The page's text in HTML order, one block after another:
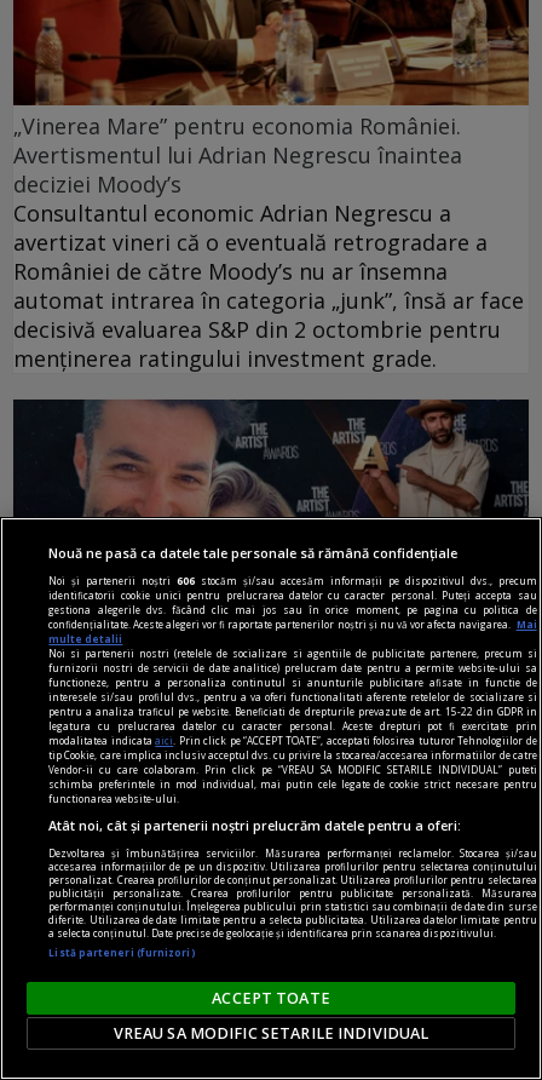
„Vinerea Mare” pentru economia României.
Avertismentul lui Adrian Negrescu înaintea
deciziei Moody’s
Consultantul economic Adrian Negrescu a
avertizat vineri că o eventuală retrogradare a
României de către Moody’s nu ar însemna
automat intrarea în categoria „junk”, însă ar face
decisivă evaluarea S&P din 2 octombrie pentru
menținerea ratingului investment grade.
Smiley, în „fustă”! Cum au reacționat fanii și care
e verdictul designerilor. „Cred că are șifonierul la
comun cu nevastă-sa!”
Smiley, în „fustă”! Fanii l-au sfătuit să renunțe la
astfel de ținute, în timp ce designerul Florin
Burescu îi apreciază alegerea vestimentară
Nouă ne pasă ca datele tale personale să rămână confidențiale
Noi și partenerii noștri606 stocăm și/sau accesăm informații pe dispozitivul dvs., precum
identificatorii cookie unici pentru prelucrarea datelor cu caracter personal. Puteți accepta sau
gestiona alegerile dvs. făcând clic mai jos sau în orice moment, pe pagina cu politica de
confidențialitate. Aceste alegeri vor fi raportate partenerilor noștri și nu vă vor afecta navigarea.
Mai
multe detalii
Noi si partenerii nostri (retelele de socializare si agentiile de publicitate partenere, precum si
furnizorii nostri de servicii de date analitice) prelucram date pentru a permite website-ului sa
functioneze, pentru a personaliza continutul si anunturile publicitare afisate in functie de
interesele si/sau profilul dvs., pentru a va oferi functionalitati aferente retelelor de socializare si
pentru a analiza traficul pe website. Beneficiati de drepturile prevazute de art. 15-22 din GDPR in
legatura cu prelucrarea datelor cu caracter personal. Aceste drepturi pot fi exercitate prin
modalitatea indicataaici
. Prin click pe “ACCEPT TOATE”, acceptati folosirea tuturor Tehnologiilor de
tip Cookie, care implica inclusiv acceptul dvs. cu privire la stocarea/accesarea informatiilor de catre
Vendor-ii cu care colaboram. Prin click pe “VREAU SA MODIFIC SETARILE INDIVIDUAL” puteti
schimba preferintele in mod individual, mai putin cele legate de cookie strict necesare pentru
functionarea website-ului.
Atât noi, cât și partenerii noștri prelucrăm datele pentru a oferi:
Dezvoltarea și îmbunătățirea serviciilor. Măsurarea performanței reclamelor. Stocarea și/sau
accesarea informațiilor de pe un dispozitiv. Utilizarea profilurilor pentru selectarea conținutului
personalizat. Crearea profilurilor de conținut personalizat. Utilizarea profilurilor pentru selectarea
publicității personalizate. Crearea profilurilor pentru publicitate personalizată. Măsurarea
performanței conținutului. Înțelegerea publicului prin statistici sau combinații de date din surse
diferite. Utilizarea de date limitate pentru a selecta publicitatea. Utilizarea datelor limitate pentru
a selecta conținutul. Date precise de geolocație și identificarea prin scanarea dispozitivului.
Listă parteneri (furnizori)
ACCEPT TOATE
VREAU SA MODIFIC SETARILE INDIVIDUAL